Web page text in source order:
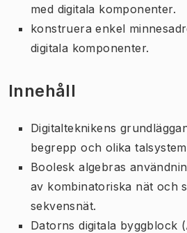
med digitala komponenter.
konstruera enkel
digitala komponenter.
Innehåll
Digitalteknikens
begrepp och olika
Boolesk algebras
av kombinatoriska nät och
sekvensnät.
Datorns digitala byggblock